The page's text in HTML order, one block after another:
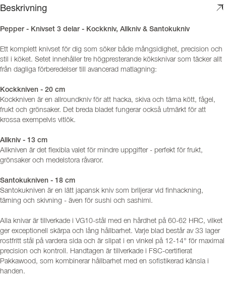
Beskrivning
Pepper - Knivset 3 delar - Kockkniv, Allkniv & Santokukniv
Ett komplett knivset för dig som söker både mångsidighet, precision och
stil i köket. Setet innehåller tre högpresterande köksknivar som täcker allt
från dagliga förberedelser till avancerad matlagning:
Kockkniven - 20 cm
Kockkniven är en allroundkniv för att hacka, skiva och tärna kött, fågel,
frukt och grönsaker. Det breda bladet fungerar också utmärkt för att
krossa exempelvis vitlök.
Allkniv - 13 cm
Allkniven är det flexibla valet för mindre uppgifter - perfekt för frukt,
grönsaker och medelstora råvaror.
Santokukniven - 18 cm
Santokukniven är en lätt japansk kniv som briljerar vid finhackning,
tärning och skivning - även för sushi och sashimi.
Alla knivar är tillverkade i VG10-stål med en hårdhet på 60-62 HRC, vilket
ger exceptionell skärpa och lång hållbarhet. Varje blad består av 33 lager
rostfritt stål på vardera sida och är slipat i en vinkel på 12-14° för maximal
precision och kontroll. Handtagen är tillverkade i FSC-certifierat
Pakkawood, som kombinerar hållbarhet med en sofistikerad känsla i
handen.